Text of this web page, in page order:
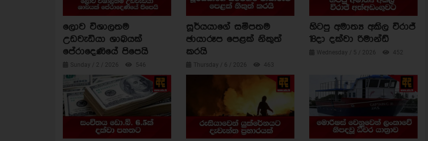
ලොව විශාලතම
උඩවැඩියා ශාඛයක්
පේරාදෙණියේ පිපෙයි
Sunday / 2 / 2026 546
සූර්යයාගේ සමීපතම
ඡායාරූප පෙළක් නිකුත්
කරයි
Thursday / 6 / 2026 463
හිටපු අමාත්‍ය අකිල විරාජ්
18දා දක්වා රිමාන්ඩ්
Wednesday / 5 / 2026 452